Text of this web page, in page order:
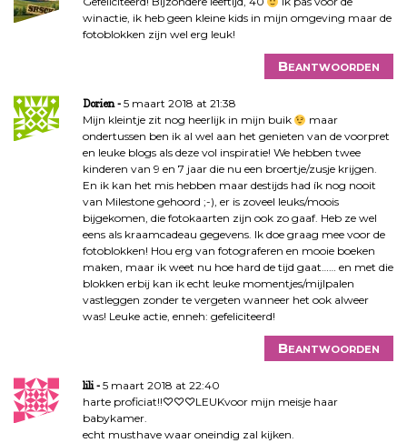
winactie, ik heb geen kleine kids in mijn omgeving maar de
fotoblokken zijn wel erg leuk!
Beantwoorden
Dorien
5 maart 2018 at 21:38
Mijn kleintje zit nog heerlijk in mijn buik
maar
ondertussen ben ik al wel aan het genieten van de voorpret
en leuke blogs als deze vol inspiratie! We hebben twee
kinderen van 9 en 7 jaar die nu een broertje/zusje krijgen.
En ik kan het mis hebben maar destijds had ík nog nooit
van Milestone gehoord ;-), er is zoveel leuks/moois
bijgekomen, die fotokaarten zijn ook zo gaaf. Heb ze wel
eens als kraamcadeau gegevens. Ik doe graag mee voor de
fotoblokken! Hou erg van fotograferen en mooie boeken
maken, maar ik weet nu hoe hard de tijd gaat…… en met die
blokken erbij kan ik echt leuke momentjes/mijlpalen
vastleggen zonder te vergeten wanneer het ook alweer
was! Leuke actie, enneh: gefeliciteerd!
Beantwoorden
lili
5 maart 2018 at 22:40
harte proficiat!!♡♡♡LEUKvoor mijn meisje haar
babykamer.
echt musthave waar oneindig zal kijken.